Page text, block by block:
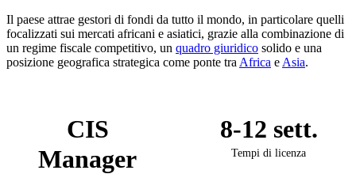
Il paese attrae gestori di fondi da tutto il mondo, in particolare quelli
focalizzati sui mercati africani e asiatici, grazie alla combinazione di
un regime fiscale competitivo, un quadro giuridico solido e una
posizione geografica strategica come ponte tra Africa e Asia.
CIS
Manager
8-12 sett.
Tempi di licenza